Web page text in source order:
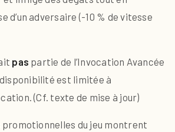
d’un adversaire (-10 % de vitesse
pas partie de l’Invocation Avancée
est limitée à
(Cf. texte de mise à jour)
promotionnelles du jeu montrent